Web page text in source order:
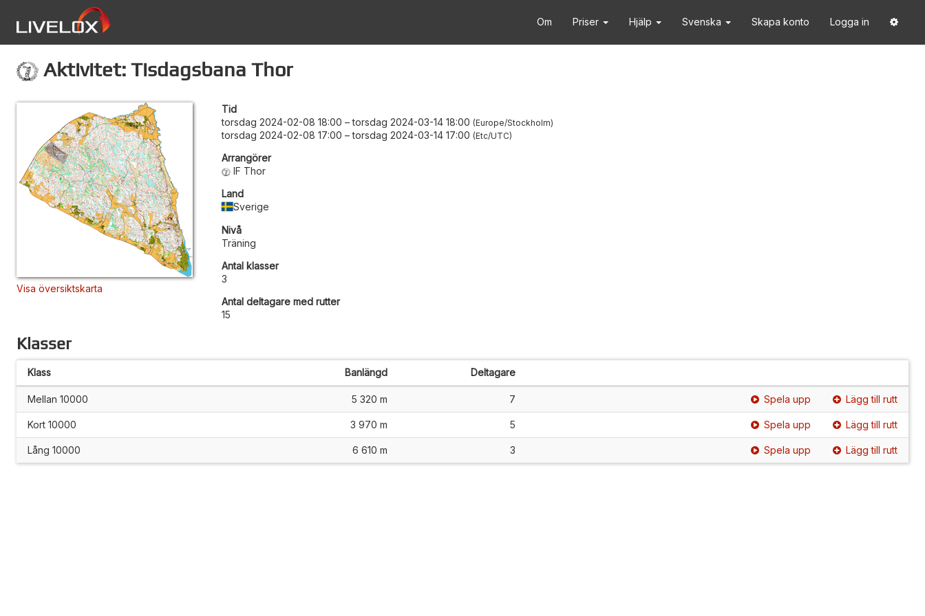
Om Priser Hjälp Svenska Skapa konto Logga in
Aktivitet: Tisdagsbana Thor
Visa översiktskarta
Tid
torsdag 2024-02-08 18:00 –torsdag 2024-03-14 18:00 Europe/Stockholm
torsdag 2024-02-08 17:00 –torsdag 2024-03-14 17:00 Etc/UTC
Arrangörer
IF Thor
Land
Sverige
Nivå
Träning
Antal klasser
3
Antal deltagare med rutter
15
Klasser
Klass Banlängd Deltagare
Mellan 10000 5 320 m 7 Spela upp Lägg till rutt
Kort 10000 3 970 m 5 Spela upp Lägg till rutt
Lång 10000 6 610 m 3 Spela upp Lägg till rutt